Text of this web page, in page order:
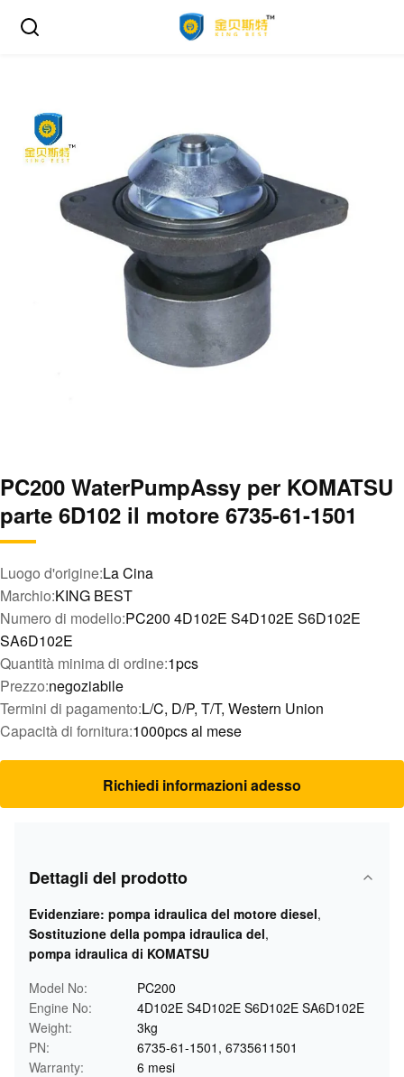
PC200 WaterPumpAssy per KOMATSU
parte 6D102 il motore 6735-61-1501
Luogo d'origine:La Cina
Marchio:KING BEST
Numero di modello:PC200 4D102E S4D102E S6D102E
SA6D102E
Quantità minima di ordine:1pcs
Prezzo:negoziabile
Termini di pagamento:L/C, D/P, T/T, Western Union
Capacità di fornitura:1000pcs al mese
Richiedi informazioni adesso
Dettagli del prodotto
Evidenziare: pompa idraulica del motore diesel,
Sostituzione della pompa idraulica del,
pompa idraulica di KOMATSU
Model No:
PC200
Engine No:
4D102E S4D102E S6D102E SA6D102E
Weight:
3kg
PN:
6735-61-1501, 6735611501
Warranty:
6 mesi